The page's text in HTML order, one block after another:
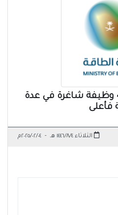
وزارة الطاقة تعلن 42 وظيفة شاغرة في عدة
فأعلى
الثلاثاء ١٤٤٦/٨/٤ هـ - ٢٠٢٥/٠٢/٠٤م